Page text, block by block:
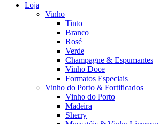
Loja
Vinho
Tinto
Branco
Rosé
Verde
Champagne & Espumantes
Vinho Doce
Formatos Especiais
Vinho do Porto & Fortificados
Vinho do Porto
Madeira
Sherry